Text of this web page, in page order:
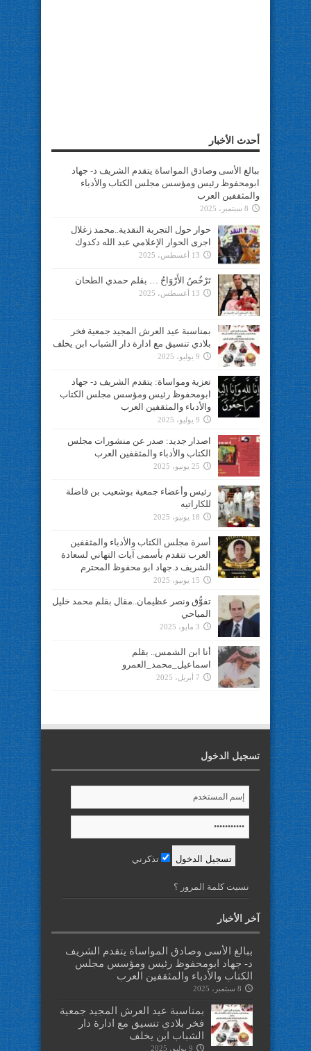
أحدث الأخبار
ببالغ الأسى وصادق المواساة يتقدم الشريف د- جهاد
ابومحفوظ رئيس ومؤسس مجلس الكتاب والأدباء
والمثقفين العرب
8 سبتمبر، 2025
حوار حول التجربة النقدية..محمد زغلال
اجرى الحوار الإعلامي عبد الله دكدوك
13 أغسطس، 2025
تَرْخُصُ الأَرْوَاحُ … بقلم حمدي الطحان
13 أغسطس، 2025
بمناسبة عيد العرش المجيد جمعية فخر
بلادي تنسيق مع ادارة دار الشباب ابن يخلف
9 يوليو، 2025
تعزية ومواساة: يتقدم الشريف د- جهاد
ابومحفوظ رئيس ومؤسس مجلس الكتاب
والأدباء والمثقفين العرب
9 يوليو، 2025
اصدار جديد: صدر عن منشورات مجلس
الكتاب والأدباء والمثقفين العرب
25 يونيو، 2025
رئيس وأعضاء جمعية بوشعيب بن فاضلة
للكاراتيه
18 يونيو، 2025
أسرة مجلس الكتاب والأدباء والمثقفين
العرب تتقدم بأسمى آيات التهاني لسعادة
الشريف د.جهاد ابو محفوظ المحترم
15 يونيو، 2025
تفوُّق ونصر عظيمان..مقال بقلم محمد خليل
المياحي
3 مايو، 2025
أنا ابن الشمس.. بقلم
اسماعيل_محمد_العمرو
7 أبريل، 2025
تسجيل الدخول
تذكرني
نسيت كلمة المرور ؟
آخر الأخبار
ببالغ الأسى وصادق المواساة يتقدم الشريف
د- جهاد ابومحفوظ رئيس ومؤسس مجلس
الكتاب والأدباء والمثقفين العرب
8 سبتمبر، 2025
بمناسبة عيد العرش المجيد جمعية
فخر بلادي تنسيق مع ادارة دار
الشباب ابن يخلف
9 يوليو، 2025